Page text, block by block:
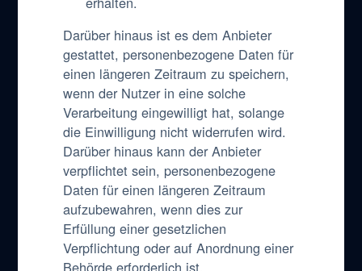
Darüber hinaus ist es dem Anbieter
gestattet, personenbezogene Daten für
einen längeren Zeitraum zu speichern,
wenn der Nutzer in eine solche
Verarbeitung eingewilligt hat, solange
die Einwilligung nicht widerrufen wird.
Darüber hinaus kann der Anbieter
verpflichtet sein, personenbezogene
Daten für einen längeren Zeitraum
aufzubewahren, wenn dies zur
Erfüllung einer gesetzlichen
Verpflichtung oder auf Anordnung einer
Behörde erforderlich ist.